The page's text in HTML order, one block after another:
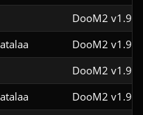
DooM2 v1.9f
DooM2 v1.9f
DooM2 v1.9f
DooM2 v1.9f